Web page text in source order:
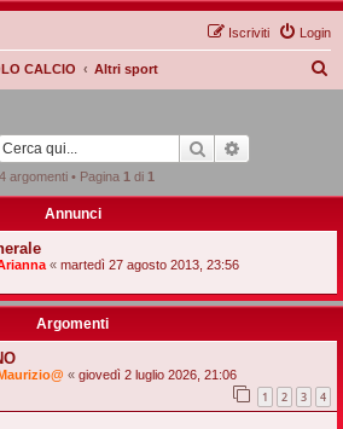
Login
Iscriviti
CALCIO Altri sport
Cerca
argomenti • Pagina 1 di 1
Annunci
« martedì 27 agosto 2013, 23:56
Argomenti
« giovedì 2 luglio 2026, 21:06
1 2 3 4